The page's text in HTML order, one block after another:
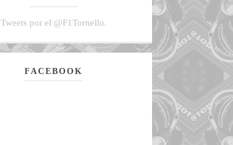
Tweets por el @F1Tornello.
FACEBOOK